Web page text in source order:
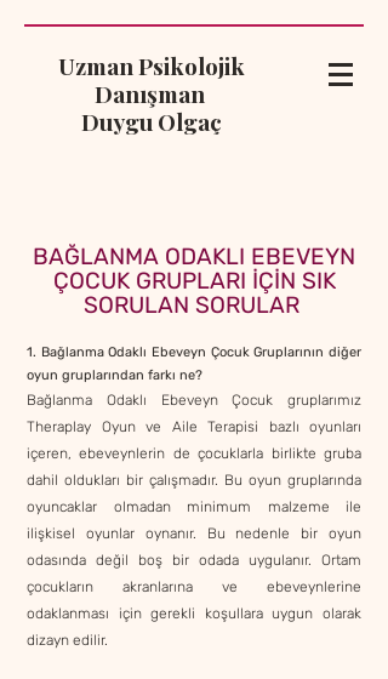
Uzman Psikolojik
Danışman
Duygu Olgaç
BAĞLANMA ODAKLI EBEVEYN
ÇOCUK GRUPLARI İÇİN SIK
SORULAN SORULAR
1. Bağlanma Odaklı Ebeveyn Çocuk Gruplarının diğer
oyun gruplarından farkı ne?
Bağlanma Odaklı Ebeveyn Çocuk gruplarımız
Theraplay Oyun ve Aile Terapisi bazlı oyunları
içeren, ebeveynlerin de çocuklarla birlikte gruba
dahil oldukları bir çalışmadır. Bu oyun gruplarında
oyuncaklar olmadan minimum malzeme ile
ilişkisel oyunlar oynanır. Bu nedenle bir oyun
odasında değil boş bir odada uygulanır. Ortam
çocukların akranlarına ve ebeveynlerine
odaklanması için gerekli koşullara uygun olarak
dizayn edilir.